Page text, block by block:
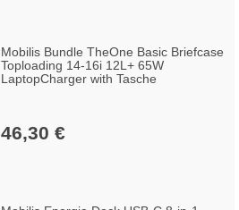
Mobilis Bundle TheOne Basic Briefcase
Toploading 14-16i 12L+ 65W
LaptopCharger with Tasche
46,30 €